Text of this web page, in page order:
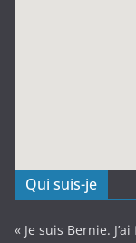
Qui suis-je
« Je suis Bernie.